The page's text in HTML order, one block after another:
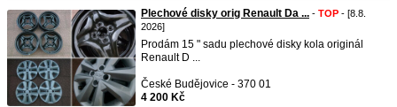
Plechové disky orig Renault Da ... - TOP - [8.8.
2026]
Prodám 15 " sadu plechové disky kola originál
Renault D ...
České Budějovice - 370 01
4 200 Kč